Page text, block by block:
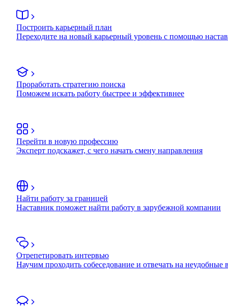
Построить карьерный план
Переходите на новый карьерный уровень с помощью
Проработать стратегию поиска
Поможем искать работу быстрее и эффективнее
Перейти в новую профессию
Эксперт подскажет, с чего начать смену направления
Найти работу за границей
Наставник поможет найти работу в зарубежной компании
Отрепетировать интервью
Научим проходить собеседование и отвечать на неудобные